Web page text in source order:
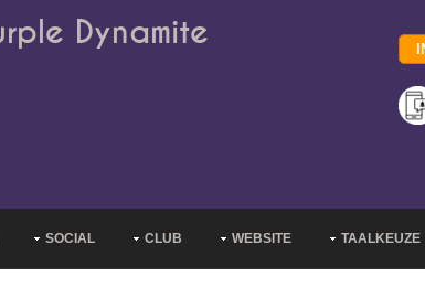
Dynamite
SOCIAL CLUB WEBSITE TAALKEUZE